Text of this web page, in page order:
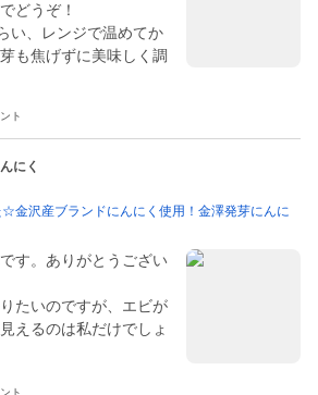
どうぞ！
い、レンジで温めてか
も焦げずに美味しく調
ト
にく
金沢産ブランドにんにく使用！金澤発芽にんに
す。ありがとうござい
たいのですが、エビが
えるのは私だけでしょ
ト